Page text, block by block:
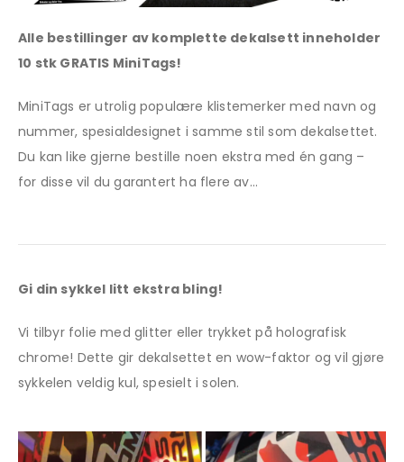
Alle bestillinger av komplette dekalsett inneholder
10 stk GRATIS MiniTags!
MiniTags er utrolig populære klistemerker med navn og
nummer, spesialdesignet i samme stil som dekalsettet.
Du kan like gjerne bestille noen ekstra med én gang –
for disse vil du garantert ha flere av…
Gi din sykkel litt ekstra bling!
Vi tilbyr folie med glitter eller trykket på holografisk
chrome! Dette gir dekalsettet en wow-faktor og vil gjøre
sykkelen veldig kul, spesielt i solen.